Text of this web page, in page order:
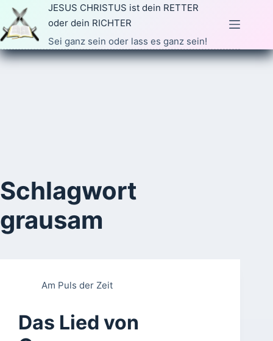
Zum
Inhalt
springen
JESUS CHRISTUS ist dein RETTER
oder dein RICHTER
Sei ganz sein oder lass es ganz sein!
Schlagwort
grausam
Am Puls der Zeit
Das Lied von